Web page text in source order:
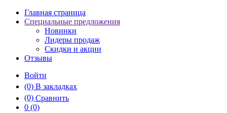
Главная страница
Специальные предложения
Новинки
Лидеры продаж
Скидки и акции
Отзывы
Войти
(0) В закладках
(0) Сравнить
0 (0)